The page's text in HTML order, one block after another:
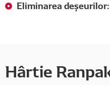
Eliminarea deșeurilor:
Hârtie